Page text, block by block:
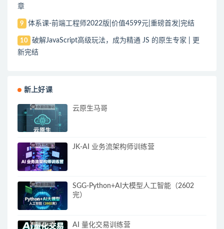
章
9 体系课-前端工程师2022版|价值4599元|重磅首发|完结
10
破解JavaScript高级玩法，成为精通 JS 的原生专家 | 更
新完结
新上好课
云原生马哥
JK-AI 业务流架构师训练营
SGG-Python+AI大模型人工智能（2602
完）
AI 量化交易训练营